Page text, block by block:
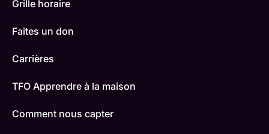
Grille horaire
Faites un don
Carrières
TFO Apprendre à la maison
Comment nous capter